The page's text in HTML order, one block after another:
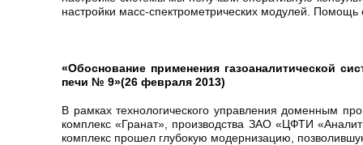
настройки масс-спектрометрических модулей.
«Обоснование применения газоаналитической
печи № 9»(26 февраля 2013)
В рамках технологического управления доменным
комплекс «Гранат», производства ЗАО «ЦФТИ
комплекс прошел глубокую модернизацию,